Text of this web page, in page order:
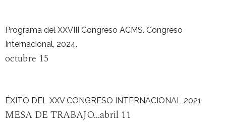
Programa del XXVIII Congreso ACMS. Congreso
Internacional, 2024.
octubre 15
ÉXITO DEL XXV CONGRESO INTERNACIONAL 2021
MESA DE TRABAJO...abril 11